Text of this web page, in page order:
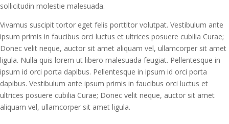
sollicitudin molestie malesuada.
Vivamus suscipit tortor eget felis porttitor volutpat. Vestibulum ante
ipsum primis in faucibus orci luctus et ultrices posuere cubilia Curae;
Donec velit neque, auctor sit amet aliquam vel, ullamcorper sit amet
ligula. Nulla quis lorem ut libero malesuada feugiat. Pellentesque in
ipsum id orci porta dapibus. Pellentesque in ipsum id orci porta
dapibus. Vestibulum ante ipsum primis in faucibus orci luctus et
ultrices posuere cubilia Curae; Donec velit neque, auctor sit amet
aliquam vel, ullamcorper sit amet ligula.